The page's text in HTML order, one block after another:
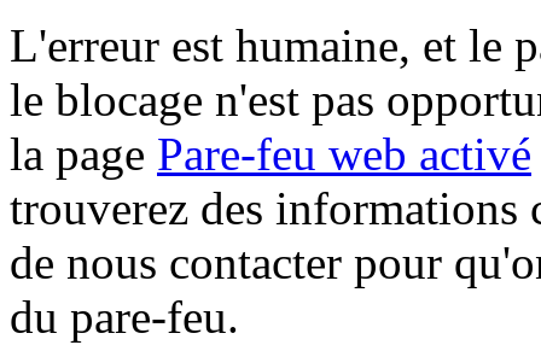
L'erreur est humaine, et le
le blocage n'est pas
la page Pare-feu web activé
trouverez des informations
de nous contacter pour
du pare-feu.